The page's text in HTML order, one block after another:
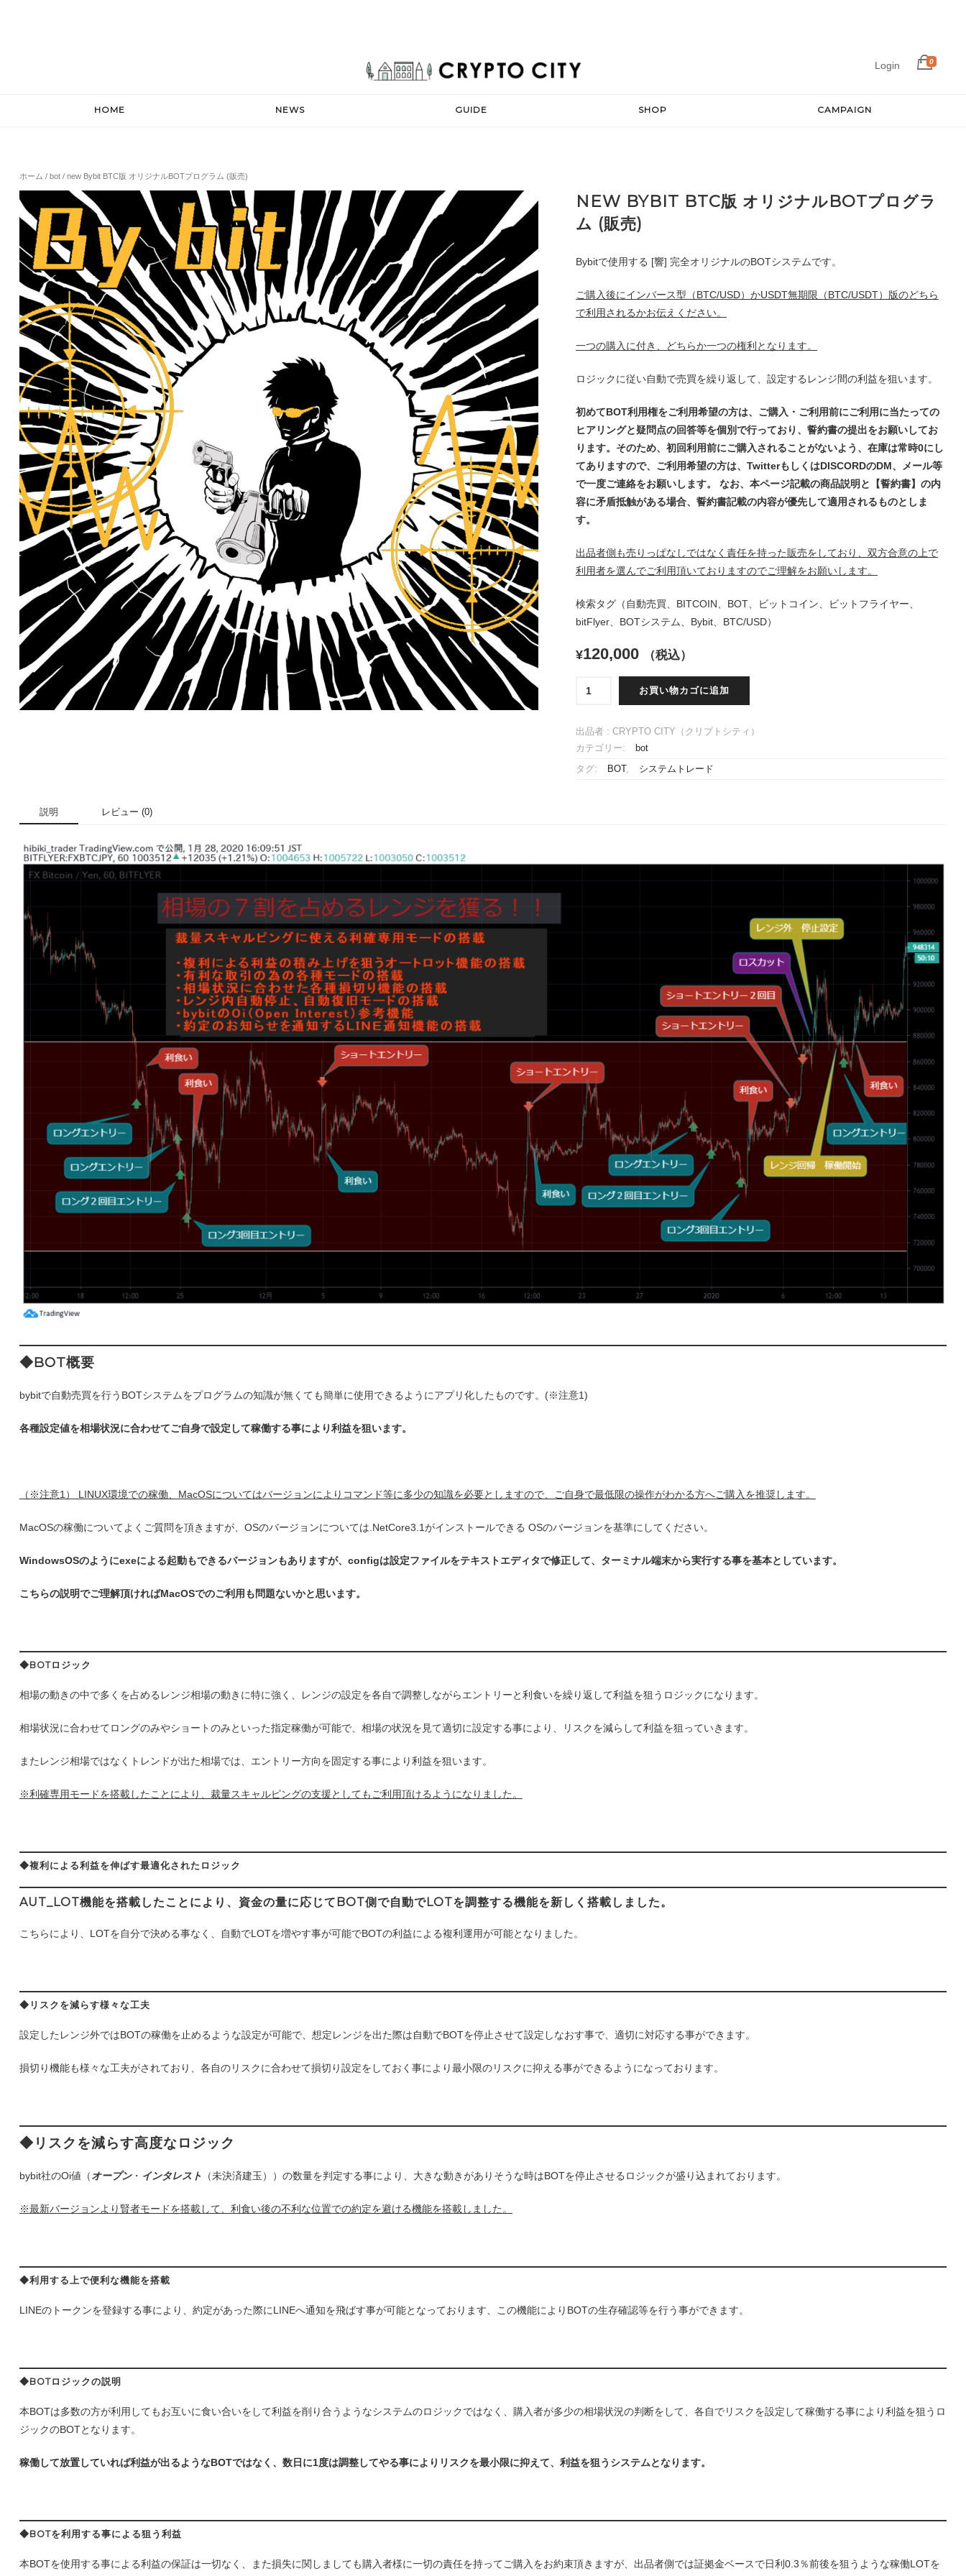
Login 0
HOME NEWS GUIDE SHOP CAMPAIGN
ホーム / bot/ new Bybit BTC版 オリジナルBOTプログラム (販売)
NEW BYBIT BTC版 オリジナルBOTプログラ
ム (販売)
Bybitで使用する [響] 完全オリジナルのBOTシステムです。
ご購入後にインバース型（BTC/USD）かUSDT無期限（BTC/USDT）版のどちら
で利用されるかお伝えください。
一つの購入に付き、どちらか一つの権利となります。
ロジックに従い自動で売買を繰り返して、設定するレンジ間の利益を狙います。
初めてBOT利用権をご利用希望の方は、ご購入・ご利用前にご利用に当たっての
ヒアリングと疑問点の回答等を個別で行っており、誓約書の提出をお願いしてお
ります。そのため、初回利用前にご購入されることがないよう、在庫は常時0にし
てありますので、ご利用希望の方は、TwitterもしくはDISCORDのDM、メール等
で一度ご連絡をお願いします。 なお、本ページ記載の商品説明と【誓約書】の内
容に矛盾抵触がある場合、誓約書記載の内容が優先して適用されるものとしま
す。
出品者側も売りっぱなしではなく責任を持った販売をしており、双方合意の上で
利用者を選んでご利用頂いておりますのでご理解をお願いします。
検索タグ（自動売買、BITCOIN、BOT、ビットコイン、ビットフライヤー、
bitFlyer、BOTシステム、Bybit、BTC/USD）
¥120,000 （税込）
Bybit
版
オ
ジ
グ
ラ
お買い物カゴに追加
出品者 : CRYPTO CITY（クリプトシティ）
カテゴリー:
bot
タグ: BOT , システムトレード
説明 レビュー (0)
◆BOT概要
bybitで自動売買を行うBOTシステムをプログラムの知識が無くても簡単に使用できるようにアプリ化したものです。(※注意1)
各種設定値を相場状況に合わせてご自身で設定して稼働する事により利益を狙います。
（※注意1） LINUX環境での稼働、MacOSについてはバージョンによりコマンド等に多少の知識を必要としますので、ご自身で最低限の操作がわかる方へご購入を推奨します。
MacOSの稼働についてよくご質問を頂きますが、OSのバージョンについては.NetCore3.1がインストールできる OSのバージョンを基準にしてください。
WindowsOSのようにexeによる起動もできるバージョンもありますが、configは設定ファイルをテキストエディタで修正して、ターミナル端末から実行する事を基本としています。
こちらの説明でご理解頂ければMacOSでのご利用も問題ないかと思います。
◆BOTロジック
相場の動きの中で多くを占めるレンジ相場の動きに特に強く、レンジの設定を各自で調整しながらエントリーと利食いを繰り返して利益を狙うロジックになります。
相場状況に合わせてロングのみやショートのみといった指定稼働が可能で、相場の状況を見て適切に設定する事により、リスクを減らして利益を狙っていきます。
またレンジ相場ではなくトレンドが出た相場では、エントリー方向を固定する事により利益を狙います。
※利確専用モードを搭載したことにより、裁量スキャルピングの支援としてもご利用頂けるようになりました。
◆複利による利益を伸ばす最適化されたロジック
AUT_LOT機能を搭載したことにより、資金の量に応じてBOT側で自動でLOTを調整する機能を新しく搭載しました。
こちらにより、LOTを自分で決める事なく、自動でLOTを増やす事が可能でBOTの利益による複利運用が可能となりました。
◆リスクを減らす様々な工夫
設定したレンジ外ではBOTの稼働を止めるような設定が可能で、想定レンジを出た際は自動でBOTを停止させて設定しなおす事で、適切に対応する事ができます。
損切り機能も様々な工夫がされており、各自のリスクに合わせて損切り設定をしておく事により最小限のリスクに抑える事ができるようになっております。
◆リスクを減らす高度なロジック
bybit社のOi値（オープン・ インタレスト （未決済建玉））の数量を判定する事により、大きな動きがありそうな時はBOTを停止させるロジックが盛り込まれております。
※最新バージョンより賢者モードを搭載して、利食い後の不利な位置での約定を避ける機能を搭載しました。
◆利用する上で便利な機能を搭載
LINEのトークンを登録する事により、約定があった際にLINEへ通知を飛ばす事が可能となっております、この機能によりBOTの生存確認等を行う事ができます。
◆BOTロジックの説明
本BOTは多数の方が利用してもお互いに食い合いをして利益を削り合うようなシステムのロジックではなく、購入者が多少の相場状況の判断をして、各自でリスクを設定して稼働する事により利益を狙うロ
ジックのBOTとなります。
稼働して放置していれば利益が出るようなBOTではなく、数日に1度は調整してやる事によりリスクを最小限に抑えて、利益を狙うシステムとなります。
◆BOTを利用する事による狙う利益
本BOTを使用する事による利益の保証は一切なく、また損失に関しましても購入者様に一切の責任を持ってご購入をお約束頂きますが、出品者側では証拠金ベースで日利0.3％前後を狙うような稼働LOTを